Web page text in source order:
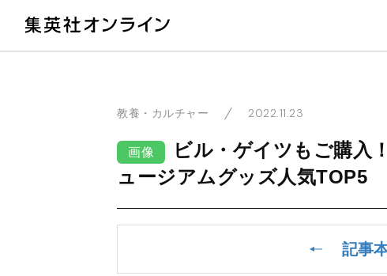
教養・カルチャー 2022.11.23
画像
ビル・ゲイツもご購入
ュージアムグッズ人気TOP5
記事